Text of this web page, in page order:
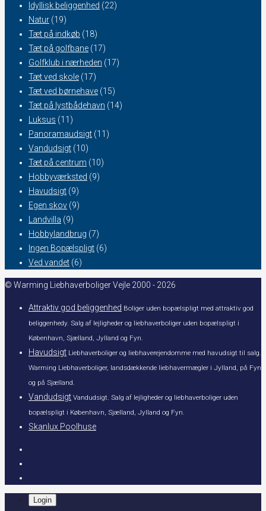
Idyllisk beliggenhed (22)
Natur (19)
Tæt på indkøb (18)
Tæt på golfbane (17)
Golfklub i nærheden (17)
Tæt ved skole (17)
Tæt ved børnehave (15)
Tæt på lystbådehavn (14)
Luksus (11)
Panoramaudsigt (11)
Vandudsigt (10)
Tæt på centrum (10)
Hobbyværksted (9)
Havudsigt (9)
Egen skov (9)
Landvilla (9)
Hobbylandbrug (7)
Ingen Bopælspligt (6)
Ved vandet (6)
© Warming Liebhaverboliger Vejle 2000 - 2026
Attraktiv god beliggenhed Boliger uden bopælspligt med attraktiv god
beliggenhedy. Salg af lejligheder og liebhaverboliger uden bopælspligt i
København, Sjælland, Jylland og Fyn.
Havudsigt Liebhaverboliger og liebhaverejendomme med havudsigt til salg.
Warming Liebhaverboliger, landsdækkende liebhavermægler i Jylland, på Fyn
og på Sjælland.
Vandudsigt Vandudsigt. Salg af lejligheder og liebhaverboliger uden
bopælspligt i København, Sjælland, Jylland og Fyn.
Skanlux Poolhuse
Login